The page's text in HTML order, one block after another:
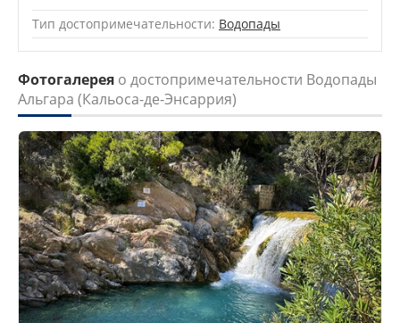
Тип достопримечательности: Водопады
Фотогалерея о достопримечательности Водопады
Альгара (Кальоса-де-Энсаррия)